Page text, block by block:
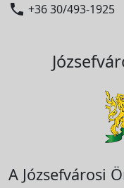
 +36 30/493-1925
A Józsefvárosi